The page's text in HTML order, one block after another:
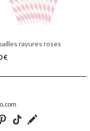
rayures roses
€